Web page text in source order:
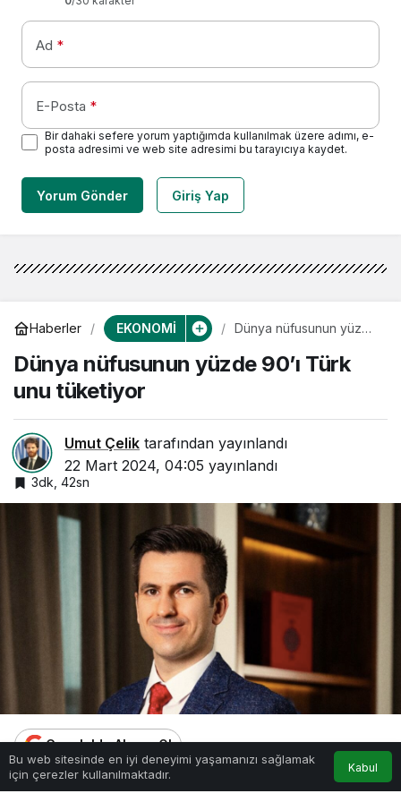
Ad *
E-Posta *
Bir dahaki sefere yorum yaptığımda kullanılmak üzere adımı, e-
posta adresimi ve web site adresimi bu tarayıcıya kaydet.
Yorum Gönder Giriş Yap
Haberler EKONOMİ
Dünya nüfusunun yüzde
Dünya nüfusunun yüzde 90’ı Türk
unu tüketiyor
Umut Çelik tarafından yayınlandı
22 Mart 2024, 04:05 yayınlandı
3dk, 42sn
Google'da Abone Ol
Bu web sitesinde en iyi deneyimi yaşamanızı sağlamak
için çerezler kullanılmaktadır.
Kabul
Anasayfa Akış Bildirimler
0